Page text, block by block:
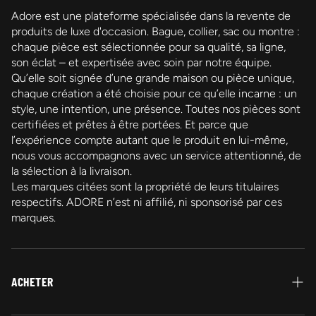
Adore est une plateforme spécialisée dans la revente de
produits de luxe d'occasion. Bague, collier, sac ou montre :
chaque pièce est sélectionnée pour sa qualité, sa ligne,
son éclat – et expertisée avec soin par notre équipe.
Qu’elle soit signée d’une grande maison ou pièce unique,
chaque création a été choisie pour ce qu’elle incarne : un
style, une intention, une présence. Toutes nos pièces sont
certifiées et prêtes à être portées. Et parce que
l’expérience compte autant que le produit en lui-même,
nous vous accompagnons avec un service attentionné, de
la sélection à la livraison.
Les marques citées sont la propriété de leurs titulaires
respectifs. ADORE n’est ni affilié, ni sponsorisé par ces
marques.
ACHETER